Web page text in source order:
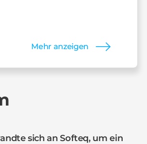
Mehr anzeigen
sich an Softeq, um ein